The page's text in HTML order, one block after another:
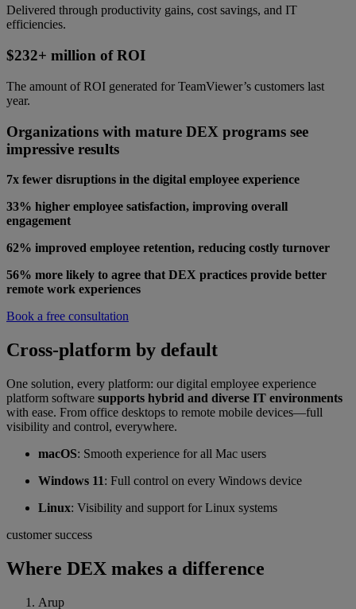
Delivered through productivity gains, cost savings, and IT
efficiencies.
$232+ million of ROI
The amount of ROI generated for TeamViewer’s customers last
year.
Organizations with mature DEX programs see
impressive results
7x fewer disruptions in the digital employee experience
33% higher employee satisfaction, improving overall
engagement
62% improved employee retention, reducing costly turnover
56% more likely to agree that DEX practices provide better
remote work experiences
Book a free consultation
Cross-platform by default
One solution, every platform: our digital employee experience
platform software supports hybrid and diverse IT environments
with ease. From office desktops to remote mobile devices—full
visibility and control, everywhere.
macOS: Smooth experience for all Mac users
Windows 11: Full control on every Windows device
Linux: Visibility and support for Linux systems
customer success
Where DEX makes a difference
Arup